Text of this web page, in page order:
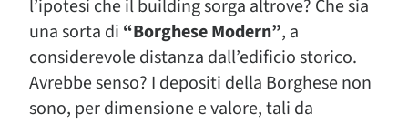
l’ipotesi che il building sorga altrove? Che sia
una sorta di “Borghese Modern”, a
considerevole distanza dall’edificio storico.
Avrebbe senso? I depositi della Borghese non
sono, per dimensione e valore, tali da